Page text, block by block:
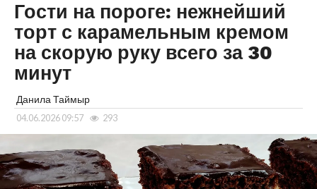
Гости на пороге: нежнейший
торт с карамельным кремом
на скорую руку всего за 30
минут
Данила Таймыр
04.06.2026 09:57 293